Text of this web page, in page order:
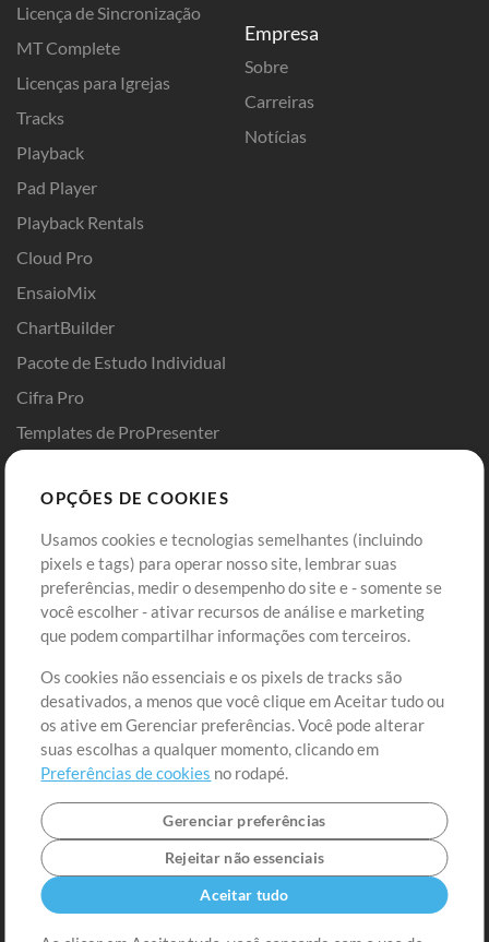
Licença de Sincronização
MT Complete
Licenças para Igrejas
Tracks
Playback
Pad Player
Playback Rentals
Cloud Pro
EnsaioMix
ChartBuilder
Pacote de Estudo Individual
Cifra Pro
Templates de ProPresenter
Empresa
Sobre
Carreiras
Notícias
Comprar Créditos
Conteúdo Grátis
Solicite uma Música
Extras
Sessões
Envie seu conteúdo
Playlist
MT Conference
Entre
Cadastre-se
Ir ao carrinho
OPÇÕES DE COOKIES
Usamos cookies e tecnologias semelhantes (incluindo
pixels e tags) para operar nosso site, lembrar suas
preferências, medir o desempenho do site e - somente se
você escolher - ativar recursos de análise e marketing
que podem compartilhar informações com terceiros.
Os cookies não essenciais e os pixels de tracks são
desativados, a menos que você clique em Aceitar tudo ou
os ative em Gerenciar preferências. Você pode alterar
suas escolhas a qualquer momento, clicando em
Preferências de cookies no rodapé.
Gerenciar preferências
Rejeitar não essenciais
Aceitar tudo